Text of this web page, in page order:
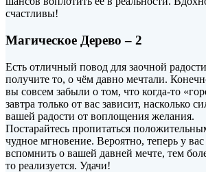
счастливы!
Магическое Дерево – 2
Есть отличный повод для заочной
получите то, о чём давно мечтали.
вы совсем забыли о том, что когда-то
завтра только от вас зависит, насколько
вашей радости от воплощения желания.
Постарайтесь пропитаться
чудное мгновение. Вероятно, теперь у
вспомнить о вашей давней мечте, тем
то реализуется. Удачи!